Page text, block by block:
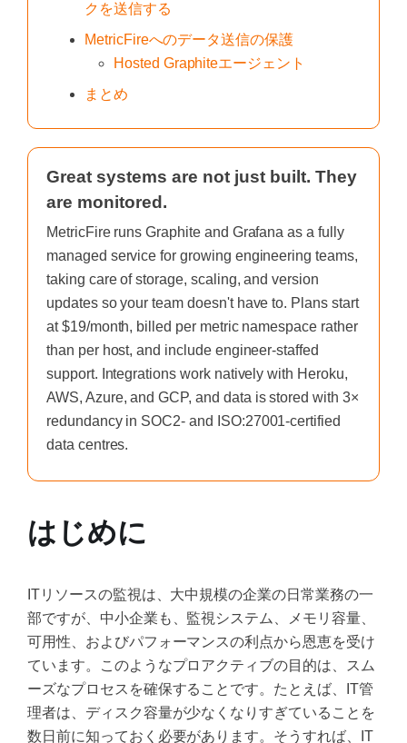
クを送信する
MetricFireへのデータ送信の保護
Hosted Graphiteエージェント
まとめ
Great systems are not just built. They
are monitored.
MetricFire runs Graphite and Grafana as a fully
managed service for growing engineering teams,
taking care of storage, scaling, and version
updates so your team doesn't have to. Plans start
at $19/month, billed per metric namespace rather
than per host, and include engineer-staffed
support. Integrations work natively with Heroku,
AWS, Azure, and GCP, and data is stored with 3×
redundancy in SOC2- and ISO:27001-certified
data centres.
はじめに
ITリソースの監視は、大中規模の企業の日常業務の一
部ですが、中小企業も、監視システム、メモリ容量、
可用性、およびパフォーマンスの利点から恩恵を受け
ています。このようなプロアクティブの目的は、スム
ーズなプロセスを確保することです。たとえば、IT管
理者は、ディスク容量が少なくなりすぎていることを
数日前に知っておく必要があります。そうすれば、IT